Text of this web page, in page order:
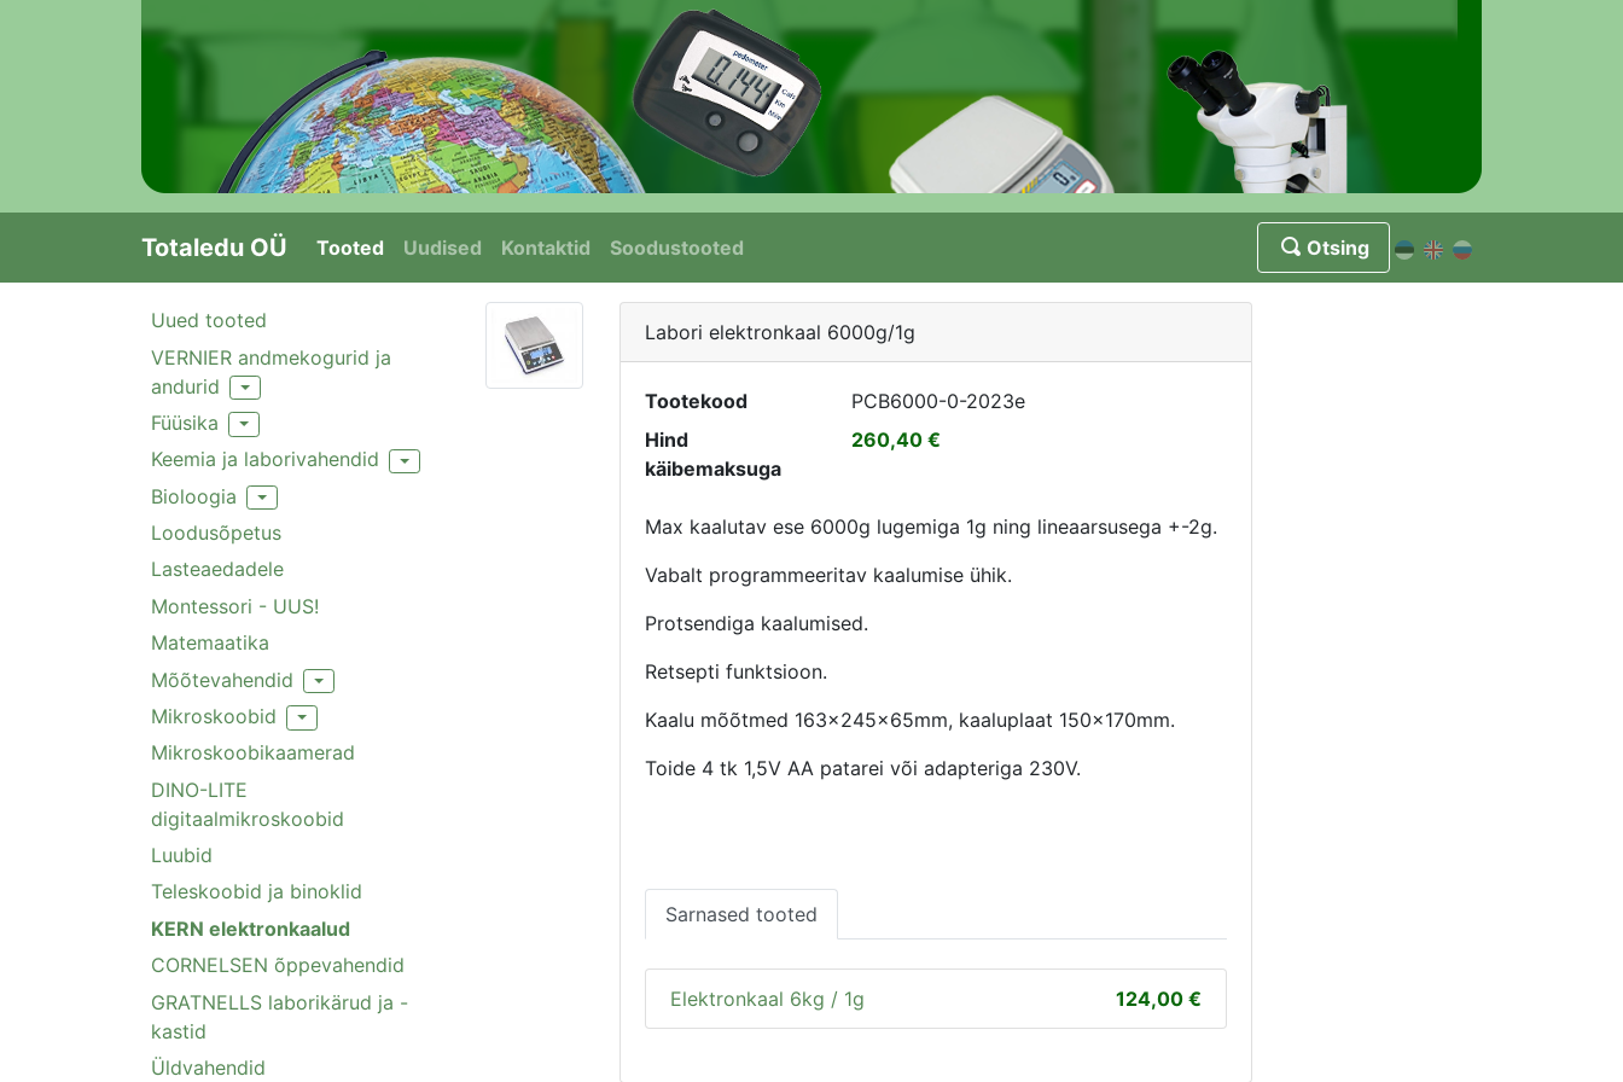
Totaledu OÜ Tooted Uudised Kontaktid Soodustooted Otsing
Uued tooted
VERNIER andmekogurid ja
andurid
Toggle Dropdown
Füüsika Toggle Dropdown
Keemia ja laborivahendid Toggle Dropdown
Bioloogia Toggle Dropdown
Loodusõpetus
Lasteaedadele
Montessori - UUS!
Matemaatika
Mõõtevahendid
Toggle Dropdown
Mikroskoobid Toggle Dropdown
Mikroskoobikaamerad
DINO-LITE
digitaalmikroskoobid
Luubid
Teleskoobid ja binoklid
KERN elektronkaalud
CORNELSEN õppevahendid
GRATNELLS laborikärud ja -
kastid
Üldvahendid
Labori elektronkaal 6000g/1g
Tootekood
PCB6000-0-2023e
Hind
käibemaksuga
260,40
Max kaalutav ese 6000g lugemiga 1g ning lineaarsusega +-2g.
Vabalt programmeeritav kaalumise ühik.
Protsendiga kaalumised.
Retsepti funktsioon.
Kaalu mõõtmed 163x245x65mm, kaaluplaat 150x170mm.
Toide 4 tk 1,5V AA patarei või adapteriga 230V.
Sarnased tooted
124,00
Elektronkaal 6kg / 1g